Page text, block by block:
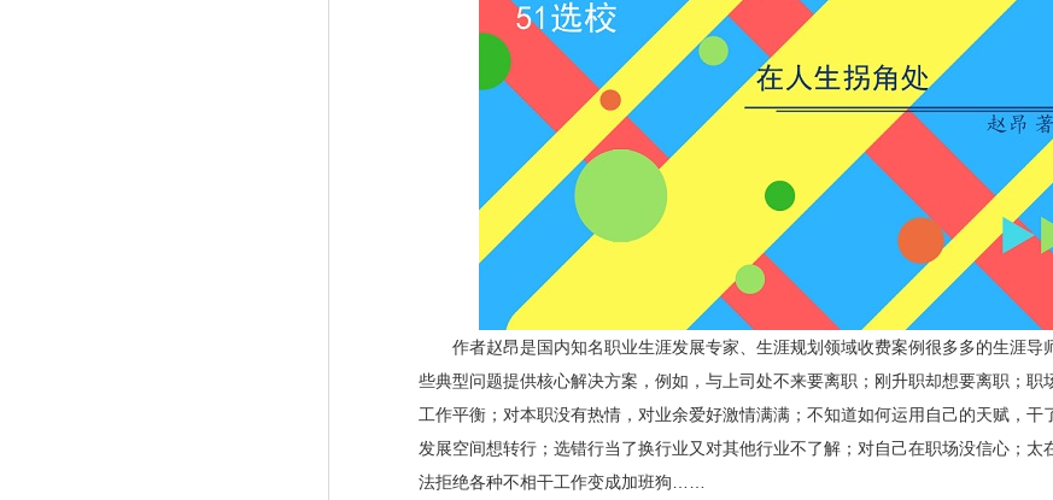
作者赵昂是国内知名职业生涯发展专家、生涯规划领域收费案例很多多的生涯导
些典型问题提供核心解决方案，例如，与上司处不来要离职；刚升职却想要离职；职
工作平衡；对本职没有热情，对业余爱好激情满满；不知道如何运用自己的天赋，干
发展空间想转行；选错行当了换行业又对其他行业不了解；对自己在职场没信心；太
法拒绝各种不相干工作变成加班狗……